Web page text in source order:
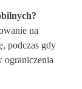
na
podczas gdy
ograniczenia